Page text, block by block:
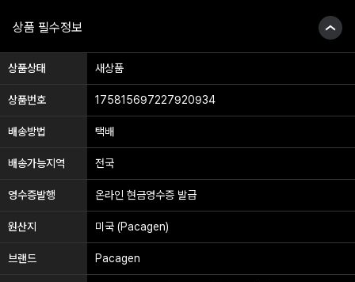
상품 필수정보
상품상태 새상품
상품번호 175815697227920934
배송방법 택배
배송가능지역 전국
영수증발행 온라인 현금영수증 발급
원산지 미국 (Pacagen)
브랜드 Pacagen